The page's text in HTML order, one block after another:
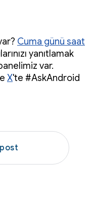
Cuma günü saat
yanıtlamak
var.
X'te #AskAndroid